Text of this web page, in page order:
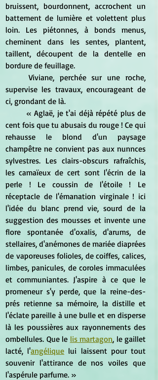
bruissent, bourdonnent, accrochent un
battement de lumière et volettent plus
loin. Les piétonnes, à bonds menus,
cheminent dans les sentes, plantent,
taillent, découpent de la dentelle en
bordure de feuillage.
supervise les travaux, encourageant de
ci, grondant de là.
cent fois que tu abusais du rouge ! Ce qui
rehausse le blond d'un paysage
champêtre ne convient pas aux nunnces
sylvestres. Les clairs-obscurs rafraîchis,
les camaïeux de cert sont l'écrin de la
perle ! Le coussin de l'étoile ! Le
réceptacle de l'émanation virginale ! ici
l'idée du blanc prend vie, sourd de la
suggestion des mousses et invente une
flore spontanée d'oxalis, d'arums, de
stellaires, d'anémones de mariée diaprées
de vaporeuses folioles, de coiffes, calices,
limbes, panicules, de coroles immaculées
et communiantes. J'aspire à ce que le
promeneur s'y perde, que la reine-des-
prés retienne sa mémoire, la distille et
l'éclate pareille à une bulle et en disperse
là les poussières aux rayonnements des
ombellules. Que le lis martagon, le gaillet
lacté, l'angélique lui laissent pour tout
souvenir l'attirance de nos voiles que
l'aspérule parfume. »